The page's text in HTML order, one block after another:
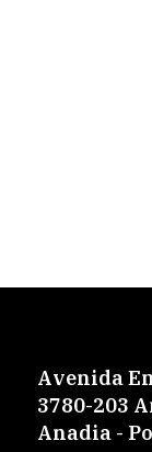
Avenida
3780-203
Anadia -